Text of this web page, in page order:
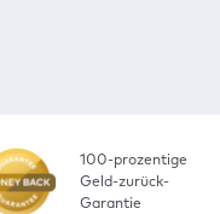
100-prozentige
Geld-zurück-
Garantie